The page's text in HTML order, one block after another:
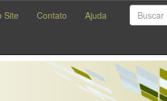
Site Contato Ajuda